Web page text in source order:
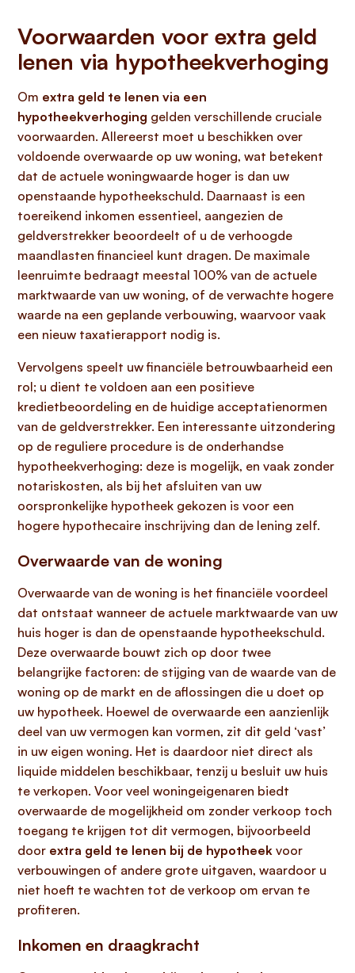
Voorwaarden voor extra geld
lenen via hypotheekverhoging
Om extra geld te lenen via een
hypotheekverhoging gelden verschillende cruciale
voorwaarden. Allereerst moet u beschikken over
voldoende overwaarde op uw woning, wat betekent
dat de actuele woningwaarde hoger is dan uw
openstaande hypotheekschuld. Daarnaast is een
toereikend inkomen essentieel, aangezien de
geldverstrekker beoordeelt of u de verhoogde
maandlasten financieel kunt dragen. De maximale
leenruimte bedraagt meestal 100% van de actuele
marktwaarde van uw woning, of de verwachte hogere
waarde na een geplande verbouwing, waarvoor vaak
een nieuw taxatierapport nodig is.
Vervolgens speelt uw financiële betrouwbaarheid een
rol; u dient te voldoen aan een positieve
kredietbeoordeling en de huidige acceptatienormen
van de geldverstrekker. Een interessante uitzondering
op de reguliere procedure is de onderhandse
hypotheekverhoging: deze is mogelijk, en vaak zonder
notariskosten, als bij het afsluiten van uw
oorspronkelijke hypotheek gekozen is voor een
hogere hypothecaire inschrijving dan de lening zelf.
Overwaarde van de woning
Overwaarde van de woning is het financiële voordeel
dat ontstaat wanneer de actuele marktwaarde van uw
huis hoger is dan de openstaande hypotheekschuld.
Deze overwaarde bouwt zich op door twee
belangrijke factoren: de stijging van de waarde van de
woning op de markt en de aflossingen die u doet op
uw hypotheek. Hoewel de overwaarde een aanzienlijk
deel van uw vermogen kan vormen, zit dit geld ‘vast’
in uw eigen woning. Het is daardoor niet direct als
liquide middelen beschikbaar, tenzij u besluit uw huis
te verkopen. Voor veel woningeigenaren biedt
overwaarde de mogelijkheid om zonder verkoop toch
toegang te krijgen tot dit vermogen, bijvoorbeeld
door extra geld te lenen bij de hypotheek voor
verbouwingen of andere grote uitgaven, waardoor u
niet hoeft te wachten tot de verkoop om ervan te
profiteren.
Inkomen en draagkracht